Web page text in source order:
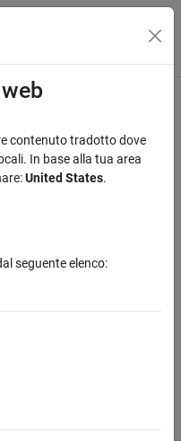
di navigazione
contenuto tradotto dove
In base alla tua area
United States.
seguente elenco: